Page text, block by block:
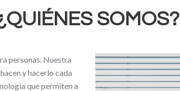
SOMOS?
personas. Nuestra
y hacerlo cada
que permiten a